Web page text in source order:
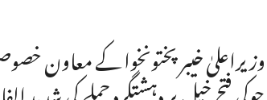
وزیراعلیٰ خیبرپختونخوا کے معاون